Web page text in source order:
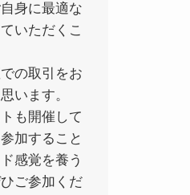
身に最適な
いただくこ
の取引をお
います。
も開催して
加すること
感覚を養う
ご参加くだ